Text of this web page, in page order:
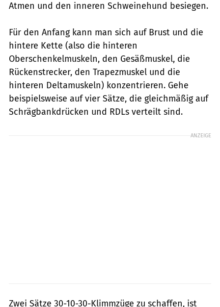
Atmen und den inneren Schweinehund besiegen.
Für den Anfang kann man sich auf Brust und die
hintere Kette (also die hinteren
Oberschenkelmuskeln, den Gesäßmuskel, die
Rückenstrecker, den Trapezmuskel und die
hinteren Deltamuskeln) konzentrieren. Gehe
beispielsweise auf vier Sätze, die gleichmäßig auf
Schrägbankdrücken und RDLs verteilt sind.
ANZEIGE
Zwei Sätze 30-10-30-Klimmzüge zu schaffen, ist